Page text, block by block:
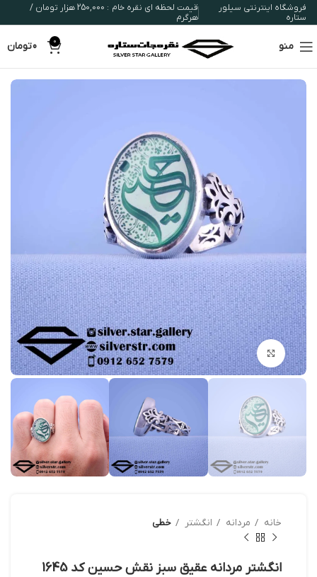
فروشگاه اینترنتی سیلور
ستاره
قیمت لحظه ای نقره خام : 250,000 هزار تومان /
هرگرم
منو 0
0تومان
بزرگنمایی تصویر
خانه مردانه انگشتر خطی
انگشتر مردانه عقیق سبز نقش حسین کد 1645